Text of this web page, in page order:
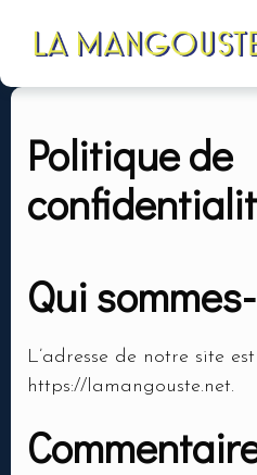
ACCUEIL
CÔTÉ RESTAU
CÔTÉ BAR
A PROPOS
GALERIE
CONTACT
Politique de
Qui
L’adresse de notre site est
https://lamangouste.net.